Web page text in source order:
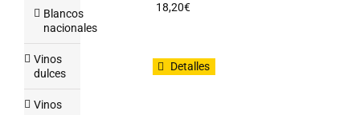
18,20€
Detalles
Blancos
nacionales
Vinos
dulces
Vinos